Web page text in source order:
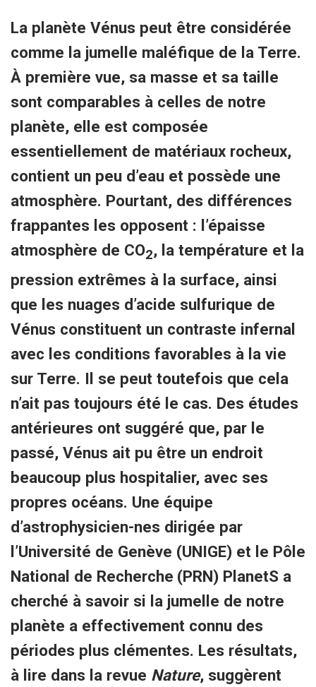
La planète Vénus peut être considérée
comme la jumelle maléfique de la Terre.
À première vue, sa masse et sa taille
sont comparables à celles de notre
planète, elle est composée
essentiellement de matériaux rocheux,
contient un peu d’eau et possède une
atmosphère. Pourtant, des différences
frappantes les opposent : l’épaisse
atmosphère de CO2, la température et la
pression extrêmes à la surface, ainsi
que les nuages d’acide sulfurique de
Vénus constituent un contraste infernal
avec les conditions favorables à la vie
sur Terre. Il se peut toutefois que cela
n’ait pas toujours été le cas. Des études
antérieures ont suggéré que, par le
passé, Vénus ait pu être un endroit
beaucoup plus hospitalier, avec ses
propres océans. Une équipe
d’astrophysicien-nes dirigée par
l’Université de Genève (UNIGE) et le Pôle
National de Recherche (PRN) PlanetS a
cherché à savoir si la jumelle de notre
planète a effectivement connu des
périodes plus clémentes. Les résultats,
à lire dans la revue Nature, suggèrent